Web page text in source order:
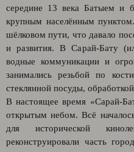
середине 13 века Батыем и
крупным населённым
шёлковом пути, что давало
и развития. В Сарай-Бату
водные коммуникации и
занимались резьбой по
стеклянной посуды,
В настоящее время «Сарай-
открытым небом. Всё
для исторической
реконструировали часть